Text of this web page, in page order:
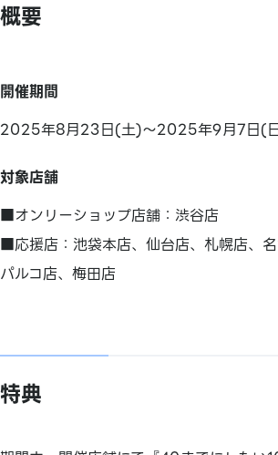
概要
開催期間
2025年8月23日(土)～2025年9月7日(
対象店舗
■オンリーショップ店舗：渋谷店
■応援店：池袋本店、仙台店、札幌店、
パルコ店、梅田店
特典